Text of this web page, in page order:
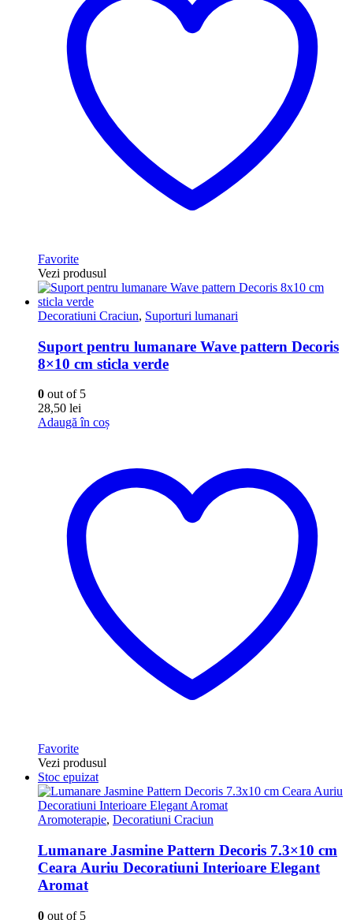
Favorite
Vezi produsul
Decoratiuni Craciun, Suporturi lumanari
Suport pentru lumanare Wave pattern Decoris
8×10 cm sticla verde
0 out of 5
28,50 lei
Adaugă în coș
Favorite
Vezi produsul
Stoc epuizat
Aromoterapie, Decoratiuni Craciun
Lumanare Jasmine Pattern Decoris 7.3×10 cm
Ceara Auriu Decoratiuni Interioare Elegant
Aromat
0 out of 5